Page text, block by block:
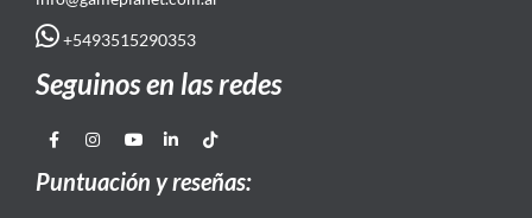
+5493515290353
Seguinos en las redes
Puntuación y reseñas: